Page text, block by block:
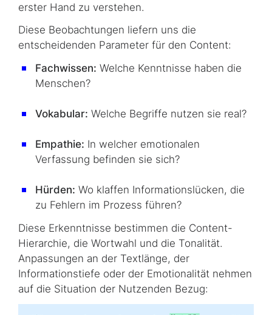
erster Hand zu verstehen.
Diese Beobachtungen liefern uns die
entscheidenden Parameter für den Content:
Fachwissen: Welche Kenntnisse haben die
Menschen?
Vokabular: Welche Begriffe nutzen sie real?
Empathie: In welcher emotionalen
Verfassung befinden sie sich?
Hürden: Wo klaffen Informationslücken, die
zu Fehlern im Prozess führen?
Diese Erkenntnisse bestimmen die Content-
Hierarchie, die Wortwahl und die Tonalität.
Anpassungen an der Textlänge, der
Informationstiefe oder der Emotionalität nehmen
auf die Situation der Nutzenden Bezug: